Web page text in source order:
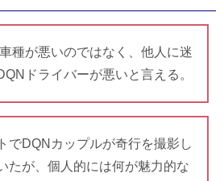
種が悪いのではなく、他人に迷
ドライバーが悪いと言える。
でDQNカップルが奇行を撮影し
たが、個人的には何が魅力的な